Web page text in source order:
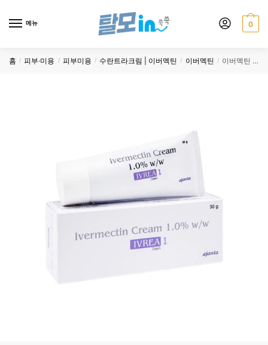
메뉴 0
홈 / 피부·미용 / 피부미용 / 수란트라크림 | 이버멕틴 / 이버멕틴 / 이버멕틴 크림 Ivrea 1% 6개